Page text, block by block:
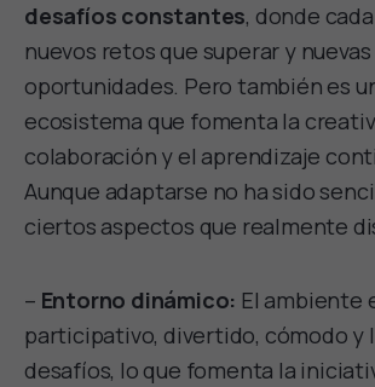
desafíos constantes, donde
nuevos retos que superar y nuevas
oportunidades. Pero también es
ecosistema que fomenta la
colaboración y el aprendizaje
Aunque adaptarse no ha sido
ciertos aspectos que realmente
– Entorno dinámico: El ambiente
participativo, divertido, cómodo y
desafíos, lo que fomenta la